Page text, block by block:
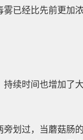
已经比先前更加
续时间也增加了
划过，当蘑菇肠